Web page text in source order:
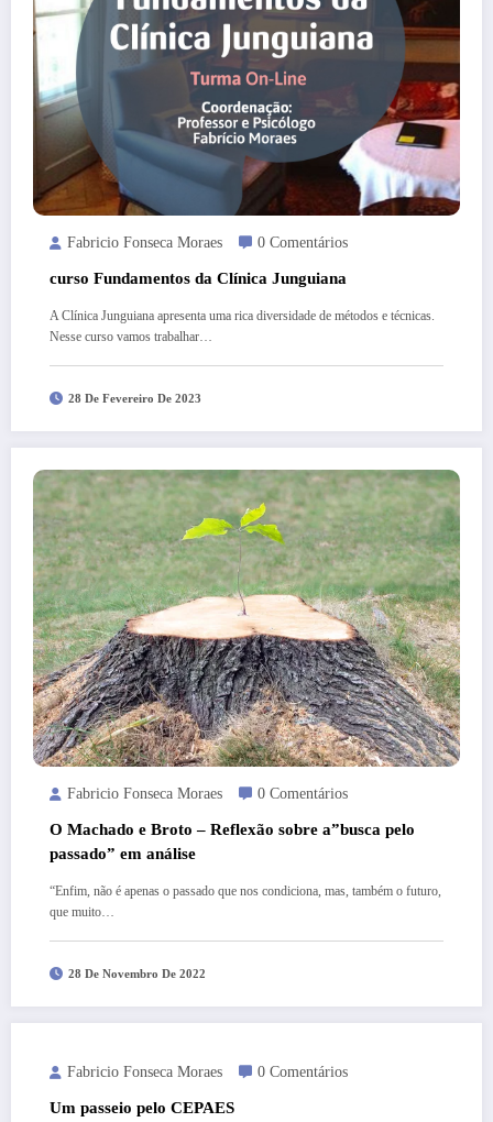
Fabricio Fonseca Moraes 0 Comentários
curso Fundamentos da Clínica Junguiana
A Clínica Junguiana apresenta uma rica diversidade de métodos e técnicas.
Nesse curso vamos trabalhar…
28 De Fevereiro De 2023
Fabricio Fonseca Moraes 0 Comentários
O Machado e Broto – Reflexão sobre a”busca pelo
passado” em análise
“Enfim, não é apenas o passado que nos condiciona, mas, também o futuro,
que muito…
28 De Novembro De 2022
Fabricio Fonseca Moraes 0 Comentários
Um passeio pelo CEPAES